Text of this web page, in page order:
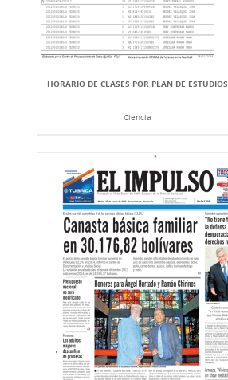
HORARIO DE CLASES POR PLAN DE ESTUDIOS
Ciencia